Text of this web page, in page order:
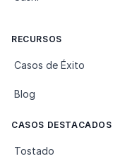
RECURSOS
Casos de Éxito
Blog
CASOS DESTACADOS
Tostado